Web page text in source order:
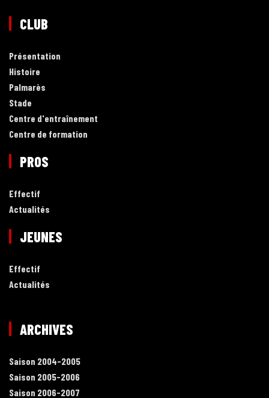
CLUB
Présentation
Histoire
Palmarès
Stade
Centre d'entraînement
Centre de formation
PROS
Effectif
Actualités
JEUNES
Effectif
Actualités
ARCHIVES
Saison 2004-2005
Saison 2005-2006
Saison 2006-2007